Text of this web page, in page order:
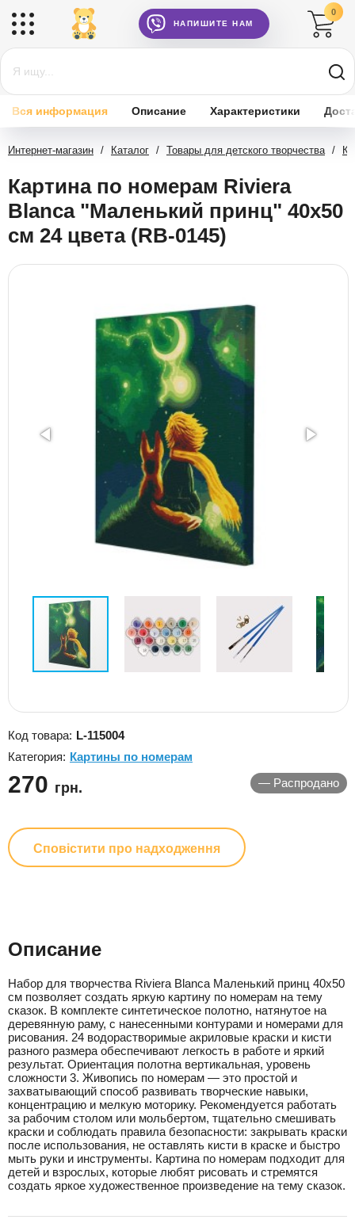
НАПИШИТЕ НАМ
0
Вся информация Описание Характеристики
Интернет-магазин / Каталог / Товары для детского творчества /
Картина по номерам Riviera
Blanca "Маленький принц" 40x50
см 24 цвета (RB-0145)
Код товара: L-115004
Категория: Картины по номерам
— Распродано
270 грн.
Сповістити про надходження
Описание
Набор для творчества Riviera Blanca Маленький принц 40x50
см позволяет создать яркую картину по номерам на тему
сказок. В комплекте синтетическое полотно, натянутое на
деревянную раму, с нанесенными контурами и номерами для
рисования. 24 водорастворимые акриловые краски и кисти
разного размера обеспечивают легкость в работе и яркий
результат. Ориентация полотна вертикальная, уровень
сложности 3. Живопись по номерам — это простой и
захватывающий способ развивать творческие навыки,
концентрацию и мелкую моторику. Рекомендуется работать
за рабочим столом или мольбертом, тщательно смешивать
краски и соблюдать правила безопасности: закрывать краски
после использования, не оставлять кисти в краске и быстро
мыть руки и инструменты. Картина по номерам подходит для
детей и взрослых, которые любят рисовать и стремятся
создать яркое художественное произведение на тему сказок.